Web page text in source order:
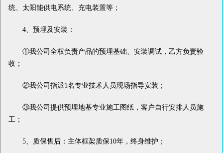
统、太阳能供电系统、充电装置等；
4、预埋及安装：
①我公司全权负责产品的预埋基础、安装调试，乙方负责验
收；
②我公司指派1名专业技术人员现场指导安装；
③我公司提供预埋地基专业施工图纸，客户自行安排人员施
工；
5、质保售后：主体框架质保10年，终身维护；